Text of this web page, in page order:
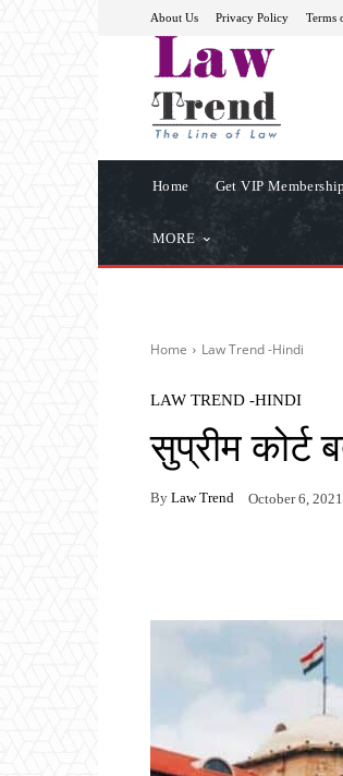
About Us Privacy Policy Terms
Home Get VIP Membership
MORE
Home Law Trend -Hindi
LAW TREND -HINDI
सुप्रीम कोर्ट
By Law Trend October 6,